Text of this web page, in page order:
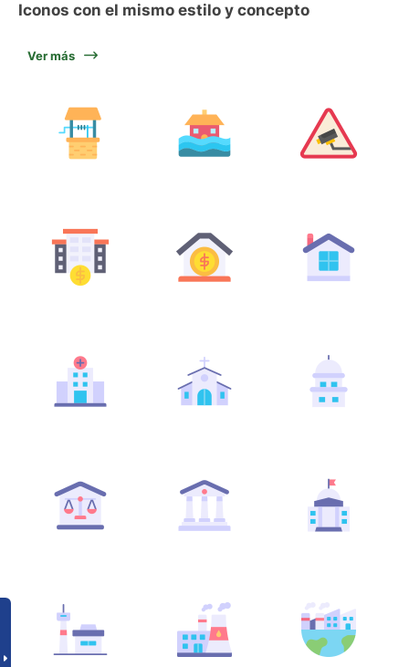
Iconos con el mismo estilo y concepto
Ver más